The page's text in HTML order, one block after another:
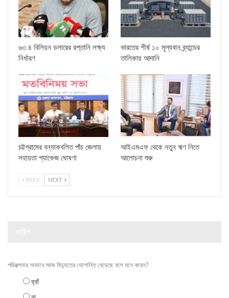
৬৩.৪ বিলিয়ন ডলারের রপ্তানি লক্ষ্য
নির্ধারণ
ভারতের শীর্ষ ১০ মূল্যবান ব্র্যান্ডের
তালিকায় আদানি
চট্টগ্রামের বন্যাকবলিত পাঁচ জেলায়
সহায়তা প্যাকেজ ঘোষণা
আইএমএফ থেকে নতুন ঋণ নিতে
আলোচনা শুরু
PREV NEXT
পরিকল্পনার অভাবে আজ বিদ্যুতের ভোগান্তি বেড়েছে বলে মনে করেন?
হ্যাঁ